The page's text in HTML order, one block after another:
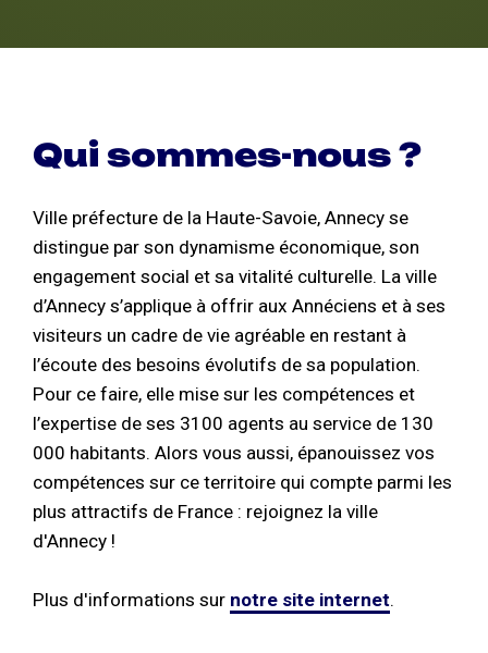
Qui sommes-nous ?
Ville préfecture de la Haute-Savoie, Annecy se
distingue par son dynamisme économique, son
engagement social et sa vitalité culturelle. La ville
d’Annecy s’applique à offrir aux Annéciens et à ses
visiteurs un cadre de vie agréable en restant à
l’écoute des besoins évolutifs de sa population.
Pour ce faire, elle mise sur les compétences et
l’expertise de ses 3100 agents au service de 130
000 habitants. Alors vous aussi, épanouissez vos
compétences sur ce territoire qui compte parmi les
plus attractifs de France : rejoignez la ville
d'Annecy !
Plus d'informations sur notre site internet.